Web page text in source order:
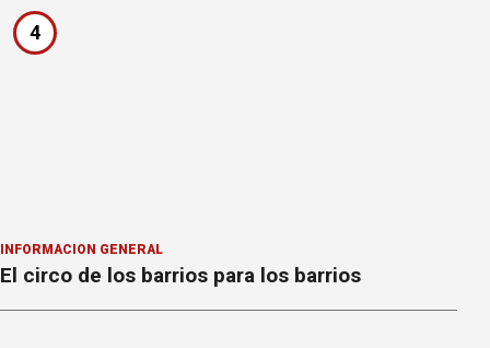
4
INFORMACION GENERAL
El circo de los barrios para los barrios